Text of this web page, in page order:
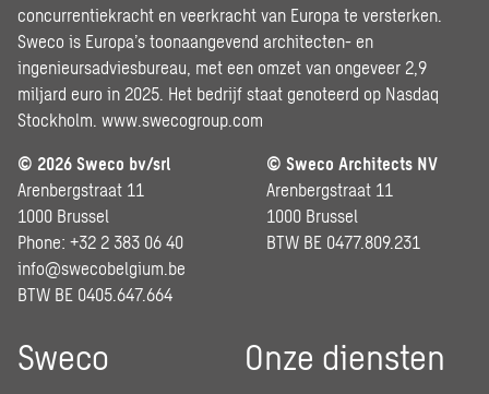
concurrentiekracht en veerkracht van Europa te versterken.
Sweco is Europa’s toonaangevend architecten- en
ingenieursadviesbureau, met een omzet van ongeveer 2,9
miljard euro in 2025. Het bedrijf staat genoteerd op Nasdaq
Stockholm. www.swecogroup.com
© 2026 Sweco bv/srl
Arenbergstraat 11
1000 Brussel
Phone: +32 2 383 06 40
info@swecobelgium.be
BTW BE 0405.647.664
© Sweco Architects NV
Arenbergstraat 11
1000 Brussel
BTW BE 0477.809.231
Sweco Onze diensten